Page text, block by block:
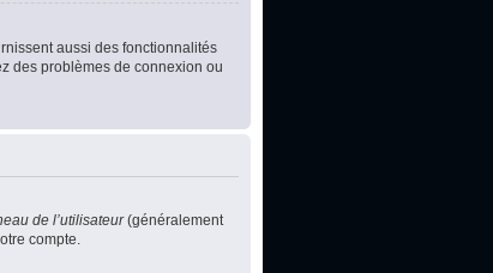
aussi des fonctionnalités
des problèmes de connexion ou
de l’utilisateur(généralement
compte.